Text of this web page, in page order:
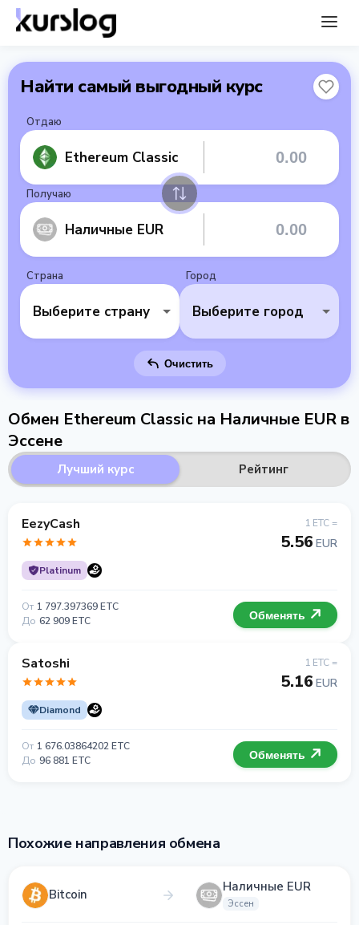
Найти самый выгодный курс
Отдаю
Ethereum Classic
Получаю
Наличные EUR
Страна
Выберите страну
Город
Выберите город
Очистить
Обмен Ethereum Classic на Наличные EUR в
Эссене
Лучший курс Рейтинг
EezyCash
Platinum
1 ETC =
5.56 EUR
От 1 797.397369 ETC
До 62 909 ETC Обменять
Satoshi
Diamond
1 ETC =
5.16 EUR
От 1 676.03864202 ETC
До 96 881 ETC Обменять
Похожие направления обмена
Bitcoin Наличные EUR
Эссен